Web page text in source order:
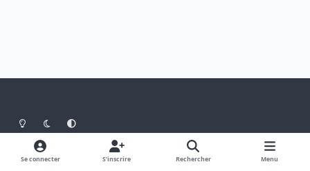
Light ModeDark ModeSystem Preference
Langue Thème
Politique de confidentialité
Se connecter S’inscrire Rechercher Menu